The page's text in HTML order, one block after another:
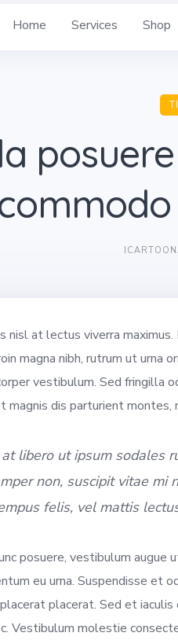
Home Services Shop
nisl at lectus viverra
magna nibh, rutrum ut urna
vestibulum. Sed fringilla
magnis dis parturient montes,
libero ut ipsum sodales
non, suscipit vitae mi
felis, vel mattis
posuere, vestibulum augue
eu urna. Suspendisse et
placerat. Sed et
Vestibulum molestie